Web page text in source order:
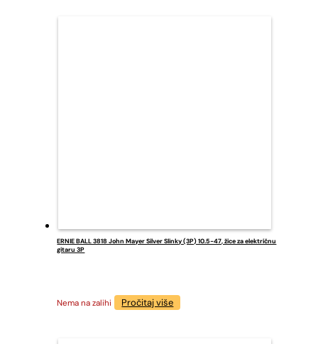
ERNIE BALL 3818 John Mayer Silver Slinky (3P) 10.5-47, žice za električnu
gitaru 3P
Nema na zalihi Pročitaj više